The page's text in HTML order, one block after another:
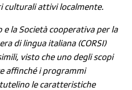
culturali attivi localmente.
e la Società cooperativa per la
di lingua italiana (CORSI)
visto che uno degli scopi
affinché i programmi
le caratteristiche